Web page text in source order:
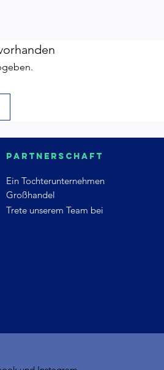
Partnerschaft
EinTochterunternehmen
Großhandel
Trete unserem Team bei